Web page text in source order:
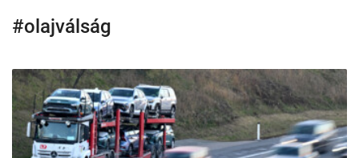
#olajválság